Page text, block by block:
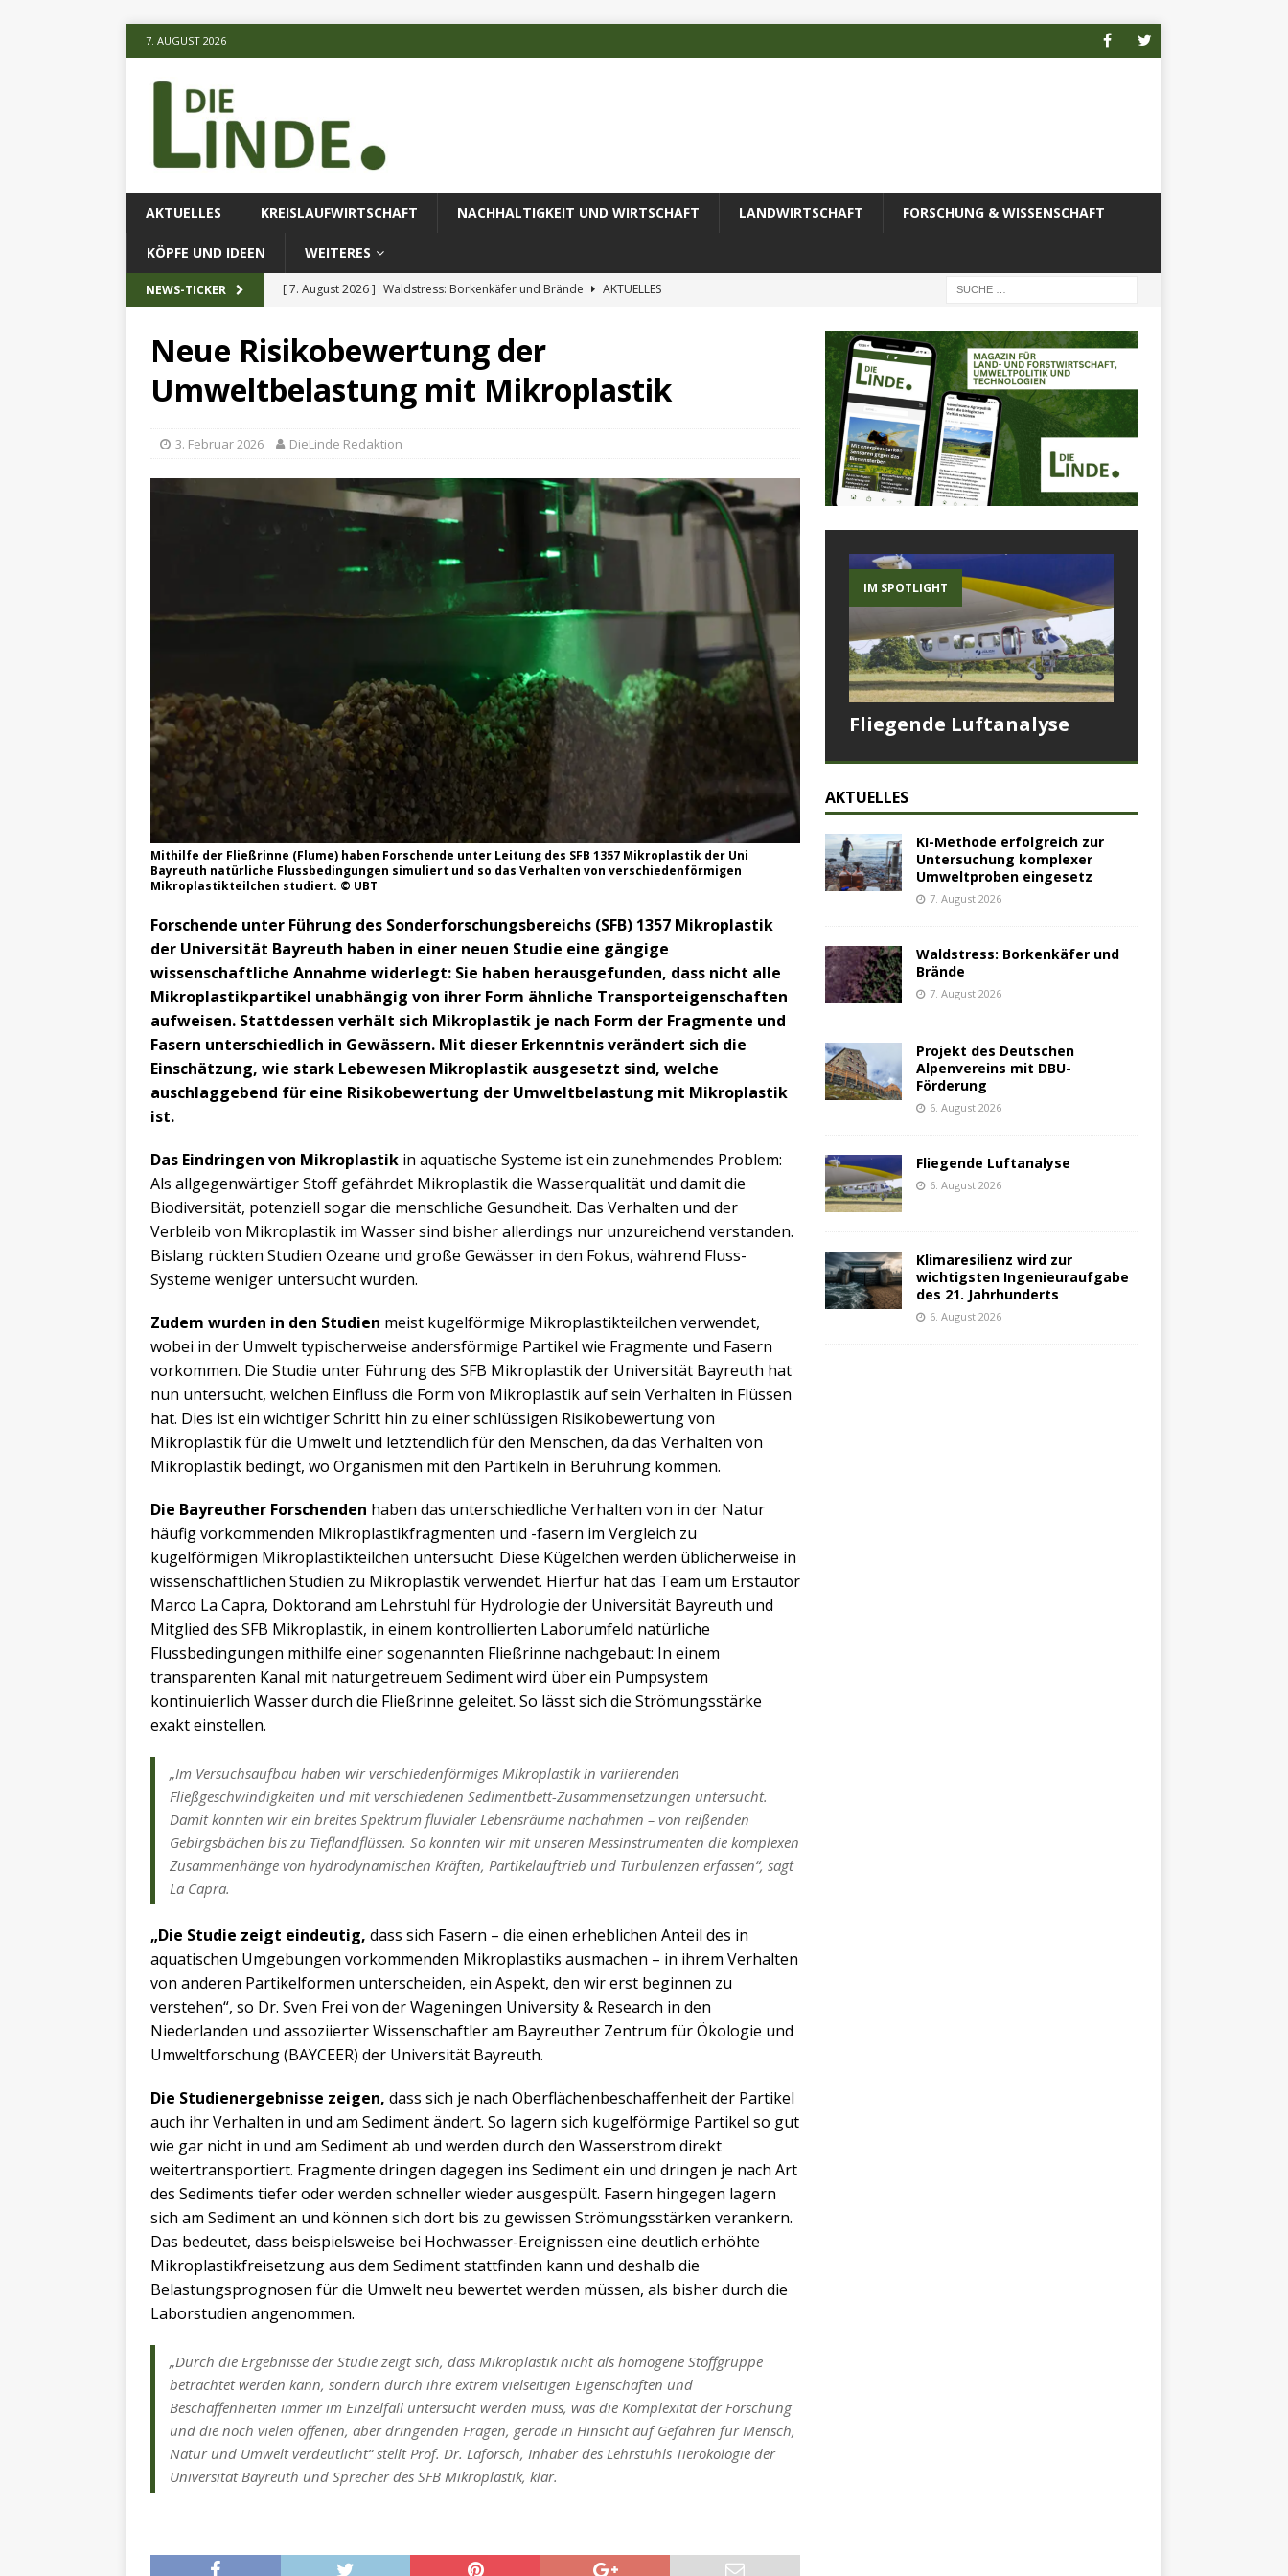
7. AUGUST 2026
AKTUELLES KREISLAUFWIRTSCHAFT NACHHALTIGKEIT UND WIRTSCHAFT LANDWIRTSCHAFT FORSCHUNG & WISSENSCHAFT
KÖPFE UND IDEEN WEITERES
NEWS-TICKER [ 7. August 2026 ] Waldstress: Borkenkäfer und Brände
AKTUELLES
[ 7. August 2026 ] KI-Methode erfolgreich zur Untersuchung komplexer Umweltproben
eingesetz
AKTUELLES
Neue Risikobewertung der
Umweltbelastung mit Mikroplastik
3. Februar 2026 DieLinde Redaktion
Mithilfe der Fließrinne (Flume) haben Forschende unter Leitung des SFB 1357 Mikroplastik der Uni
Bayreuth natürliche Flussbedingungen simuliert und so das Verhalten von verschiedenförmigen
Mikroplastikteilchen studiert. © UBT
Forschende unter Führung des Sonderforschungsbereichs (SFB) 1357 Mikroplastik
der Universität Bayreuth haben in einer neuen Studie eine gängige
wissenschaftliche Annahme widerlegt: Sie haben herausgefunden, dass nicht alle
Mikroplastikpartikel unabhängig von ihrer Form ähnliche Transporteigenschaften
aufweisen. Stattdessen verhält sich Mikroplastik je nach Form der Fragmente und
Fasern unterschiedlich in Gewässern. Mit dieser Erkenntnis verändert sich die
Einschätzung, wie stark Lebewesen Mikroplastik ausgesetzt sind, welche
auschlaggebend für eine Risikobewertung der Umweltbelastung mit Mikroplastik
ist.
Das Eindringen von Mikroplastik in aquatische Systeme ist ein zunehmendes Problem:
Als allgegenwärtiger Stoff gefährdet Mikroplastik die Wasserqualität und damit die
Biodiversität, potenziell sogar die menschliche Gesundheit. Das Verhalten und der
Verbleib von Mikroplastik im Wasser sind bisher allerdings nur unzureichend verstanden.
Bislang rückten Studien Ozeane und große Gewässer in den Fokus, während Fluss-
Systeme weniger untersucht wurden.
Zudem wurden in den Studien meist kugelförmige Mikroplastikteilchen verwendet,
wobei in der Umwelt typischerweise andersförmige Partikel wie Fragmente und Fasern
vorkommen. Die Studie unter Führung des SFB Mikroplastik der Universität Bayreuth hat
nun untersucht, welchen Einfluss die Form von Mikroplastik auf sein Verhalten in Flüssen
hat. Dies ist ein wichtiger Schritt hin zu einer schlüssigen Risikobewertung von
Mikroplastik für die Umwelt und letztendlich für den Menschen, da das Verhalten von
Mikroplastik bedingt, wo Organismen mit den Partikeln in Berührung kommen.
Die Bayreuther Forschenden haben das unterschiedliche Verhalten von in der Natur
häufig vorkommenden Mikroplastikfragmenten und -fasern im Vergleich zu
kugelförmigen Mikroplastikteilchen untersucht. Diese Kügelchen werden üblicherweise in
wissenschaftlichen Studien zu Mikroplastik verwendet. Hierfür hat das Team um Erstautor
Marco La Capra, Doktorand am Lehrstuhl für Hydrologie der Universität Bayreuth und
Mitglied des SFB Mikroplastik, in einem kontrollierten Laborumfeld natürliche
Flussbedingungen mithilfe einer sogenannten Fließrinne nachgebaut: In einem
transparenten Kanal mit naturgetreuem Sediment wird über ein Pumpsystem
kontinuierlich Wasser durch die Fließrinne geleitet. So lässt sich die Strömungsstärke
exakt einstellen.
„Im Versuchsaufbau haben wir verschiedenförmiges Mikroplastik in variierenden
Fließgeschwindigkeiten und mit verschiedenen Sedimentbett-Zusammensetzungen untersucht.
Damit konnten wir ein breites Spektrum fluvialer Lebensräume nachahmen – von reißenden
Gebirgsbächen bis zu Tieflandflüssen. So konnten wir mit unseren Messinstrumenten die komplexen
Zusammenhänge von hydrodynamischen Kräften, Partikelauftrieb und Turbulenzen erfassen“, sagt
La Capra.
„Die Studie zeigt eindeutig, dass sich Fasern – die einen erheblichen Anteil des in
aquatischen Umgebungen vorkommenden Mikroplastiks ausmachen – in ihrem Verhalten
von anderen Partikelformen unterscheiden, ein Aspekt, den wir erst beginnen zu
verstehen“, so Dr. Sven Frei von der Wageningen University & Research in den
Niederlanden und assoziierter Wissenschaftler am Bayreuther Zentrum für Ökologie und
Umweltforschung (BAYCEER) der Universität Bayreuth.
Die Studienergebnisse zeigen, dass sich je nach Oberflächenbeschaffenheit der Partikel
auch ihr Verhalten in und am Sediment ändert. So lagern sich kugelförmige Partikel so gut
wie gar nicht in und am Sediment ab und werden durch den Wasserstrom direkt
weitertransportiert. Fragmente dringen dagegen ins Sediment ein und dringen je nach Art
des Sediments tiefer oder werden schneller wieder ausgespült. Fasern hingegen lagern
sich am Sediment an und können sich dort bis zu gewissen Strömungsstärken verankern.
Das bedeutet, dass beispielsweise bei Hochwasser-Ereignissen eine deutlich erhöhte
Mikroplastikfreisetzung aus dem Sediment stattfinden kann und deshalb die
Belastungsprognosen für die Umwelt neu bewertet werden müssen, als bisher durch die
Laborstudien angenommen.
„Durch die Ergebnisse der Studie zeigt sich, dass Mikroplastik nicht als homogene Stoffgruppe
betrachtet werden kann, sondern durch ihre extrem vielseitigen Eigenschaften und
Beschaffenheiten immer im Einzelfall untersucht werden muss, was die Komplexität der Forschung
und die noch vielen offenen, aber dringenden Fragen, gerade in Hinsicht auf Gefahren für Mensch,
Natur und Umwelt verdeutlicht“ stellt Prof. Dr. Laforsch, Inhaber des Lehrstuhls Tierökologie der
Universität Bayreuth und Sprecher des SFB Mikroplastik, klar.
IM SPOTLIGHT
Fliegende Luftanalyse
AKTUELLES
KI-Methode erfolgreich zur
Untersuchung komplexer
Umweltproben eingesetz
7. August 2026
Waldstress: Borkenkäfer und
Brände
7. August 2026
Projekt des Deutschen
Alpenvereins mit DBU-
Förderung
6. August 2026
Fliegende Luftanalyse
6. August 2026
Klimaresilienz wird zur
wichtigsten Ingenieuraufgabe
des 21. Jahrhunderts
6. August 2026